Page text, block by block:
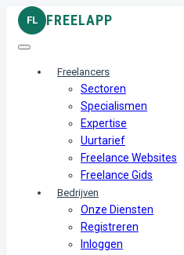
FL FREELAPP
Freelancers
Sectoren
Specialismen
Expertise
Uurtarief
Freelance Websites
Freelance Gids
Bedrijven
Onze Diensten
Registreren
Inloggen